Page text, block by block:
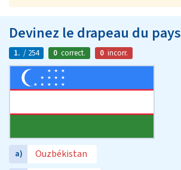
Devinez le drapeau du pays
1. / 254 0 correct. 0 incorr.
a) Ouzbékistan